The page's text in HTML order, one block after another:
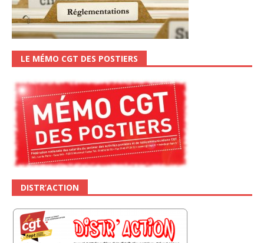
LE MÉMO CGT DES POSTIERS
DISTR’ACTION